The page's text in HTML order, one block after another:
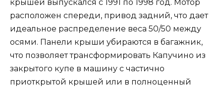
крышей выпускался с 1991 по 1998 год. Мотор
расположен спереди, привод задний, что дает
идеальное распределение веса 50/50 между
осями. Панели крыши убираются в багажник,
что позволяет трансформировать Капучино из
закрытого купе в машину с частично
приоткрытой крышей или в полноценный